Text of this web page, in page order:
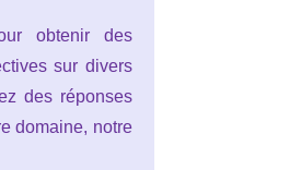
obtenir des
sur divers
des réponses
domaine, notre